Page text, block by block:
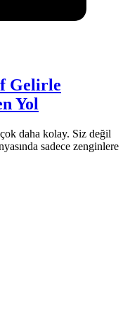
Gelirle
Yol
çok daha kolay. Siz değil
sadece zenginlere